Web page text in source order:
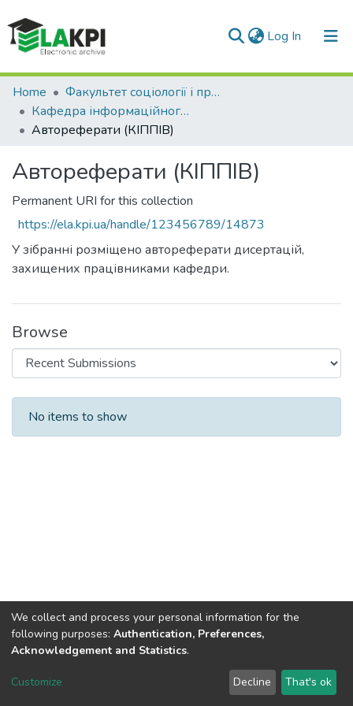
Log In (current)
Communities & Collections
All of DSpace
Home
Факультет соціології і права (ФСП)
Кафедра інформаційного права та права інтелектуальної власності (КІППІВ)
Автореферати (КІППІВ)
Автореферати (КІППІВ)
Permanent URI for this collection
https://ela.kpi.ua/handle/123456789/14873
У зібранні розміщено автореферати дисертацій,
захищених працівниками кафедри.
Browse
Recent Submissions
No items to show
DSpace software copyright © 2002-2026 LYRASIS
Send Feedback
We collect and process your personal information for the
following purposes: Authentication, Preferences,
Acknowledgement and Statistics.
Customize Decline That's ok